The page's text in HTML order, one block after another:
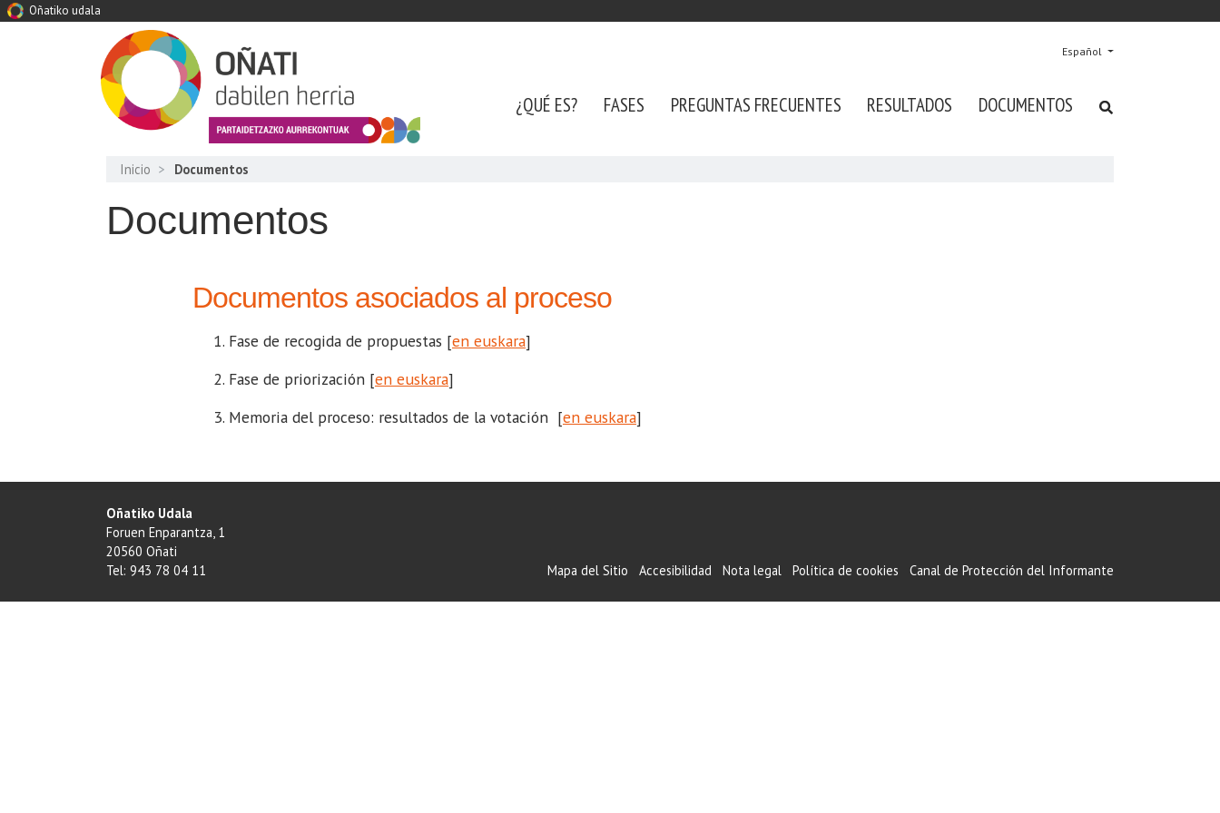
Oñatiko udala
Español
¿QUÉ ES? FASES PREGUNTAS FRECUENTES RESULTADOS DOCUMENTOS
Inicio Documentos
Documentos
Documentos asociados al proceso
Fase de recogida de propuestas [en euskara]
Fase de priorización [en euskara]
Memoria del proceso: resultados de la votación [en euskara]
Oñatiko Udala
Foruen Enparantza, 1
20560 Oñati
Tel: 943 78 04 11
Mapa del Sitio Accesibilidad Nota legal Política de cookies Canal de Protección del Informante